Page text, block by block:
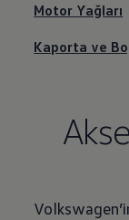
Motor Yağları
Kaporta ve
Volkswagen